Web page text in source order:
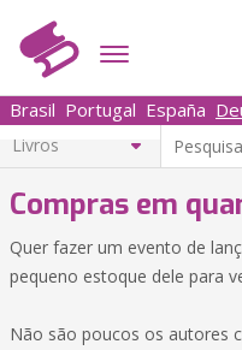
Brasil Portugal España
Compras em
Quer fazer um evento de
pequeno estoque dele para
Não são poucos os autores